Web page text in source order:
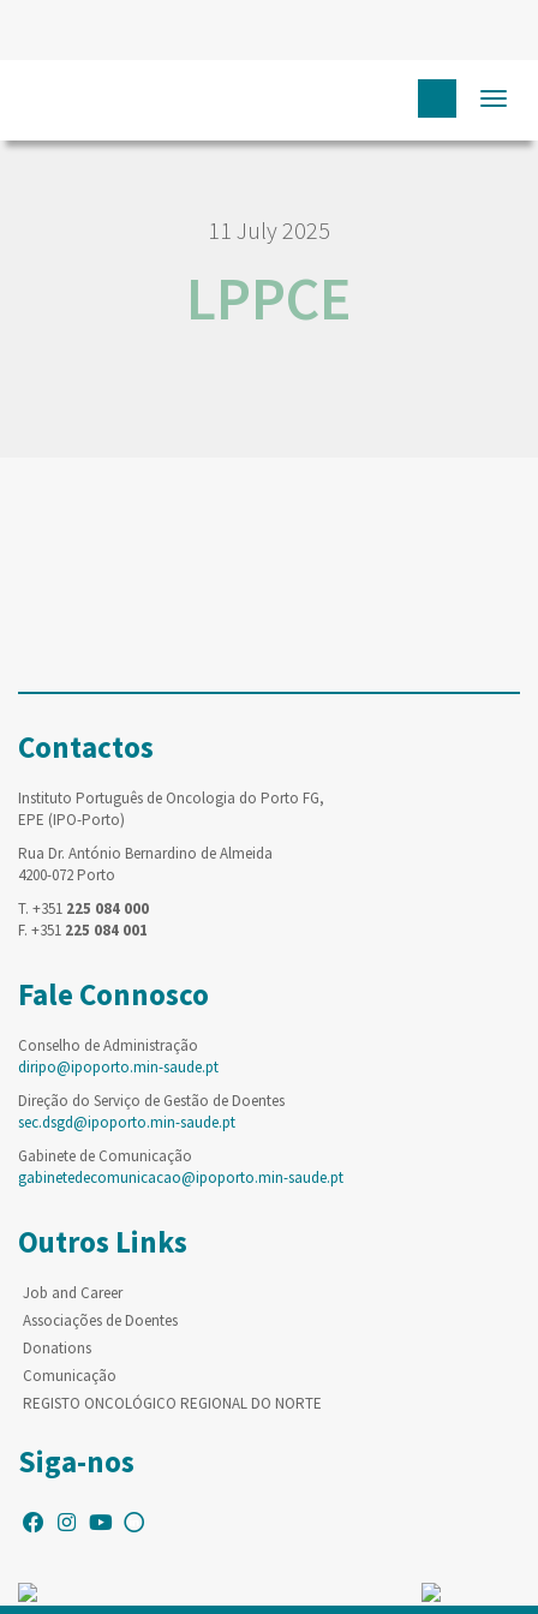
11 July 2025
LPPCE
Contactos
Instituto Português de Oncologia do Porto FG,
EPE (IPO-Porto)
Rua Dr. António Bernardino de Almeida
4200-072 Porto
T. +351 225 084 000
F. +351 225 084 001
Fale Connosco
Conselho de Administração
diripo@ipoporto.min-saude.pt
Direção do Serviço de Gestão de Doentes
sec.dsgd@ipoporto.min-saude.pt
Gabinete de Comunicação
gabinetedecomunicacao@ipoporto.min-saude.pt
Outros Links
Job and Career
Associações de Doentes
Donations
Comunicação
REGISTO ONCOLÓGICO REGIONAL DO NORTE
Siga-nos